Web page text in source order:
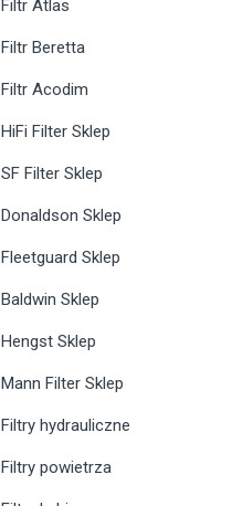
Filtr Atlas
Filtr Beretta
Filtr Acodim
HiFi Filter Sklep
SF Filter Sklep
Donaldson Sklep
Fleetguard Sklep
Baldwin Sklep
Hengst Sklep
Mann Filter Sklep
Filtry hydrauliczne
Filtry powietrza